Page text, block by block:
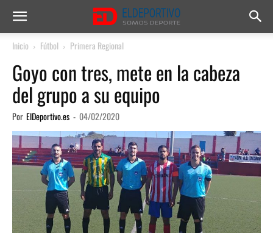
Inicio Fútbol Primera Regional
Goyo con tres, mete en la cabeza
del grupo a su equipo
Por ElDeportivo.es - 04/02/2020